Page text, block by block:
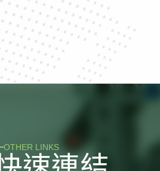
OTHER LINKS